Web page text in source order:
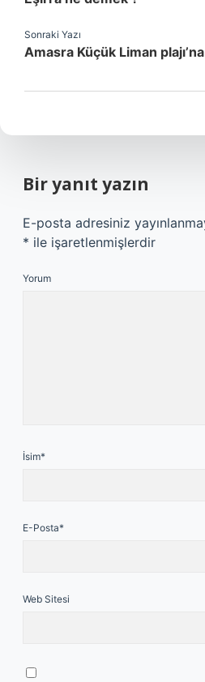
Sonraki Yazı
Amasra Küçük Liman
Bir yanıt yazın
E-posta adresiniz
* ile işaretlenmişlerdir
Yorum
İsim*
E-Posta*
Web Sitesi